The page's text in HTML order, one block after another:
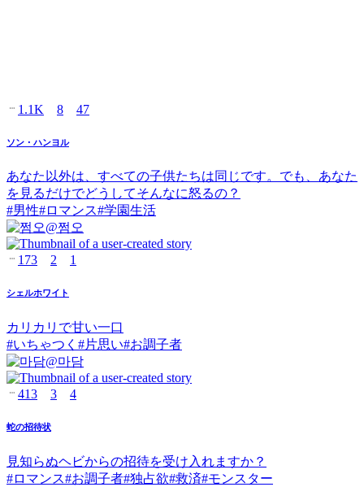
1.1K 8 47
ソン・ハンヨル
あなた以外は、すべての子供たちは同じです。でも、あなた
を見るだけでどうしてそんなに怒るの？
#男性#ロマンス#学園生活
@쩜오
173 2 1
シェルホワイト
カリカリで甘い一口
#いちゃつく #片思い#お調子者
@마담
413 3 4
蛇の招待状
見知らぬヘビからの招待を受け入れますか？
#ロマンス#お調子者#独占欲#救済#モンスター